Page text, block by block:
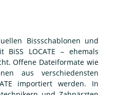
Bissschablonen und
LOCATE – ehemals
Offene Dateiformate wie
aus verschiedensten
importiert werden. In